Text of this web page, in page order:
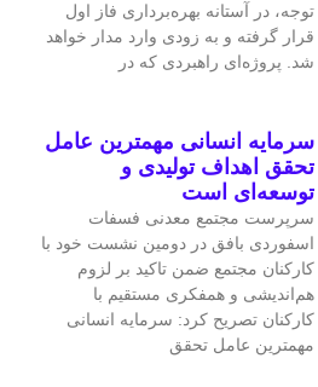
توجه، در آستانه بهره‌برداری فاز اول
قرار گرفته و به‌ زودی وارد مدار خواهد
شد. پروژه‌ای راهبردی که در
سرمایه انسانی مهمترین عامل
تحقق اهداف تولیدی و
توسعه‌ای است
سرپرست مجتمع معدنی فسفات
اسفوردی بافق در دومین نشست خود با
کارکنان مجتمع ضمن تاکید بر لزوم
هم‌اندیشی و همفکری مستقیم با
کارکنان تصریح کرد: سرمایه انسانی
مهمترین عامل تحقق